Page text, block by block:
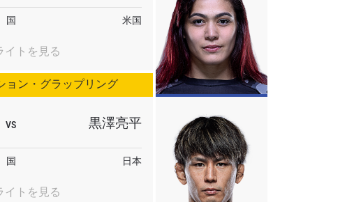
ョン・グラップリング
国 米国
イトを見る
VS 黒澤亮平
国 日本
イトを見る